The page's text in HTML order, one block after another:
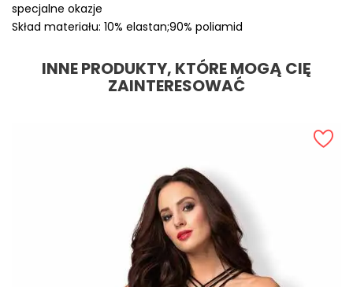
specjalne okazje
Skład materiału: 10% elastan;90% poliamid
INNE PRODUKTY, KTÓRE MOGĄ CIĘ
ZAINTERESOWAĆ